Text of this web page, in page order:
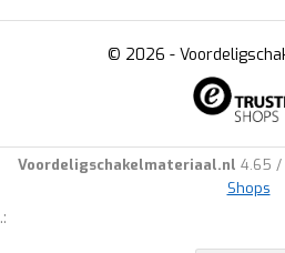
© 2026 -
Voordeligschakelmateriaal.nl 4.65 /
Shops
.: